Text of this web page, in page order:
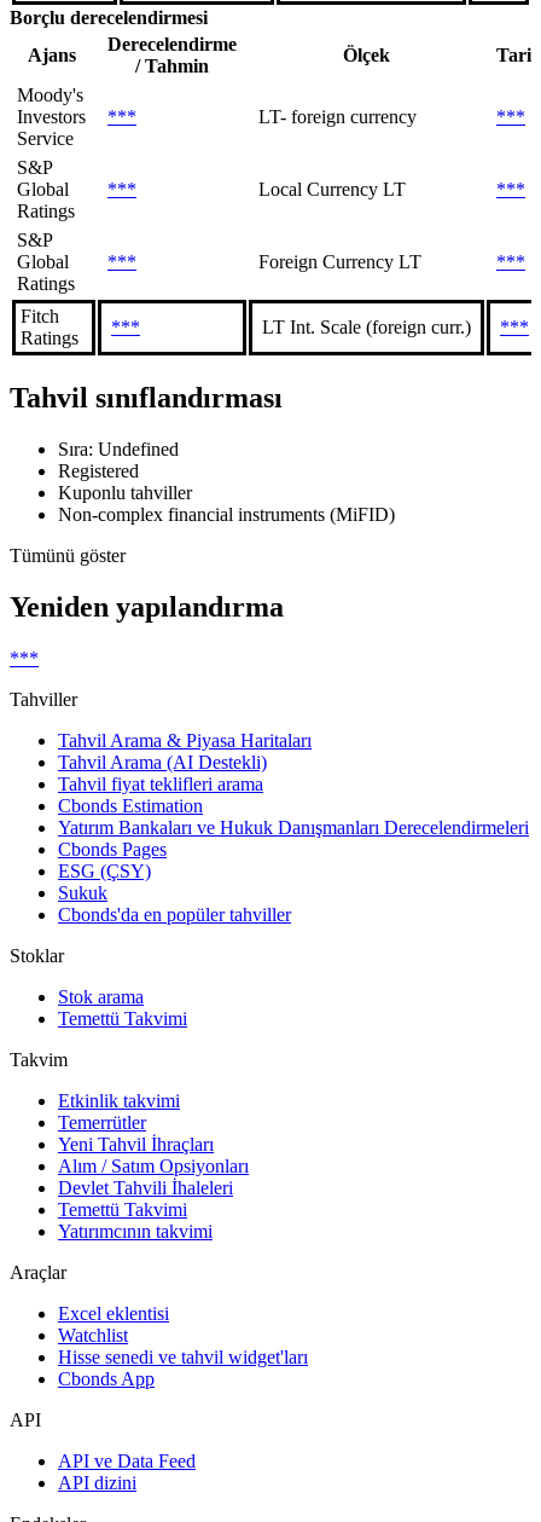
Borçlu derecelendirmesi
Ajans
Derecelendirme
/ Tahmin
Ölçek
Tarih
Moody's
Investors
Service
*** LT- foreign currency ***
S&P
Global
Ratings
*** Local Currency LT ***
S&P
Global
Ratings
*** Foreign Currency LT ***
Fitch
Ratings
*** LT Int. Scale (foreign curr.) ***
Tahvil sınıflandırması
Sıra: Undefined
Registered
Kuponlu tahviller
Non-complex financial instruments (MiFID)
Tümünü göster
Yeniden yapılandırma
***
Tahviller
Tahvil Arama & Piyasa Haritaları
Tahvil Arama (AI Destekli)
Tahvil fiyat teklifleri arama
Cbonds Estimation
Yatırım Bankaları ve Hukuk Danışmanları Derecelendirmeleri
Cbonds Pages
ESG (ÇSY)
Sukuk
Cbonds'da en popüler tahviller
Stoklar
Stok arama
Temettü Takvimi
Takvim
Etkinlik takvimi
Temerrütler
Yeni Tahvil İhraçları
Alım / Satım Opsiyonları
Devlet Tahvili İhaleleri
Temettü Takvimi
Yatırımcının takvimi
Araçlar
Excel eklentisi
Watchlist
Hisse senedi ve tahvil widget'ları
Cbonds App
API
API ve Data Feed
API dizini